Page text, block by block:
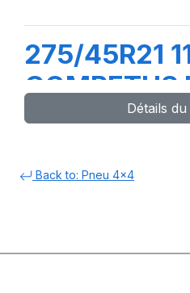
275/45R21
COMPETUS
Détails
Back to: Pneu 4x4